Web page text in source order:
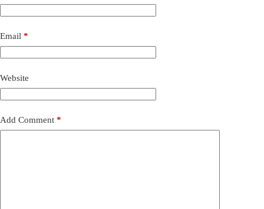
Email *
Website
Add Comment *